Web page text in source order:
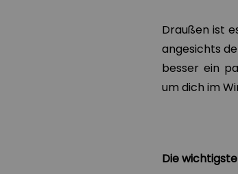
Draußen ist
angesichts
besser ein
um dich im
Die